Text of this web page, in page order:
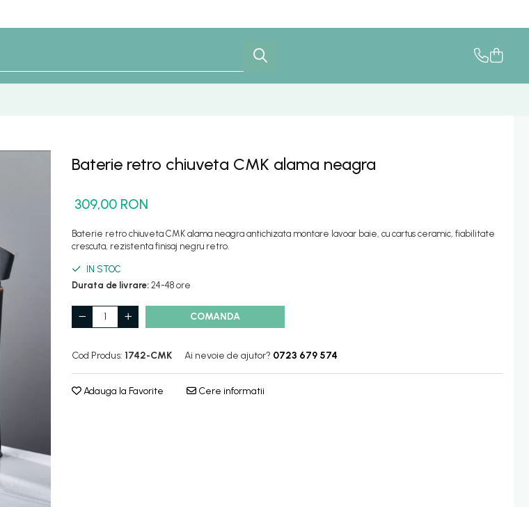
Baterie retro chiuveta CMK alama neagra
309,00 RON
Baterie retro chiuveta CMK alama neagra antichizata montare lavoar baie, cu cartus ceramic, fiabilitate
crescuta, rezistenta finisaj negru retro.
IN STOC
Durata de livrare: 24-48 ore
COMANDA
Cod Produs: 1742-CMK Ai nevoie de ajutor? 0723 679 574
Adauga la Favorite Cere informatii